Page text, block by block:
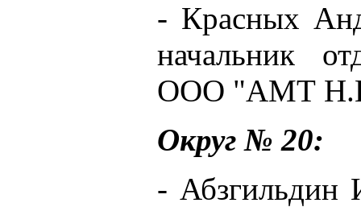
- Красных
начальник
ООО "АМТ
Округ № 20:
- Абзгильдин